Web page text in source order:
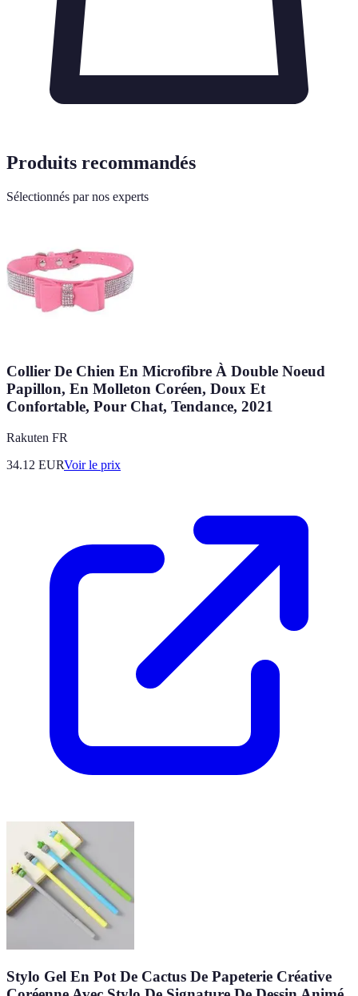
Produits recommandés
Sélectionnés par nos experts
Collier De Chien En Microfibre À Double Noeud
Papillon, En Molleton Coréen, Doux Et
Confortable, Pour Chat, Tendance, 2021
Rakuten FR
34.12 EURVoir le prix
Stylo Gel En Pot De Cactus De Papeterie Créative